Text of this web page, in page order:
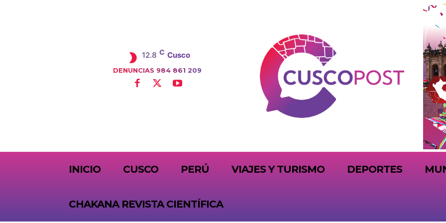
12.8 C Cusco
DENUNCIAS 984 861 209
INICIO CUSCO PERÚ VIAJES Y TURISMO DEPORTES
CHAKANA REVISTA CIENTÍFICA